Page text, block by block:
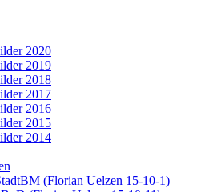
2020
2019
2018
2017
2016
2015
2014
(Florian Uelzen 15-10-1)